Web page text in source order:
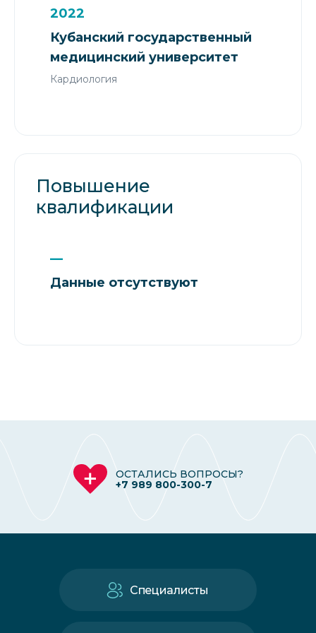
2022
Кубанский государственный
медицинский университет
Кардиология
Повышение
квалификации
—
Данные отсутствуют
ОСТАЛИСЬ ВОПРОСЫ?
+7 989 800-300-7
Специалисты